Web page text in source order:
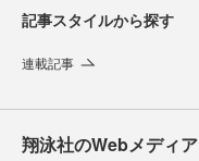
記事スタイルから探す
連載記事
翔泳社のWebメディア